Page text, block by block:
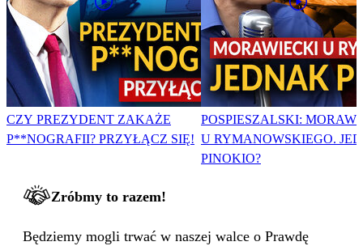
CZY PREZYDENT ZAKAŻE
P**NOGRAFII? PRZYŁĄCZ SIĘ!
POSPIESZALSKI:
U RYMANOWSKIEGO.
PINOKIO?
Zróbmy to razem!
Będziemy mogli trwać w naszej walce o Prawdę